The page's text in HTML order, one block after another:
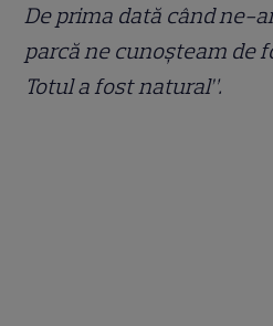
De prima dată când ne-
parcă ne cunoșteam de
Totul a fost natural”.